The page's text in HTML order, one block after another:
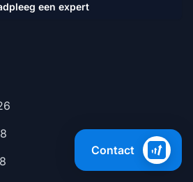
een expert
Contact